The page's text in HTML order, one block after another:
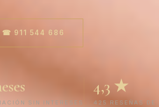
☎ 911 544 686
SIN INTERESES
4,3 ★
425 RESEÑAS DE